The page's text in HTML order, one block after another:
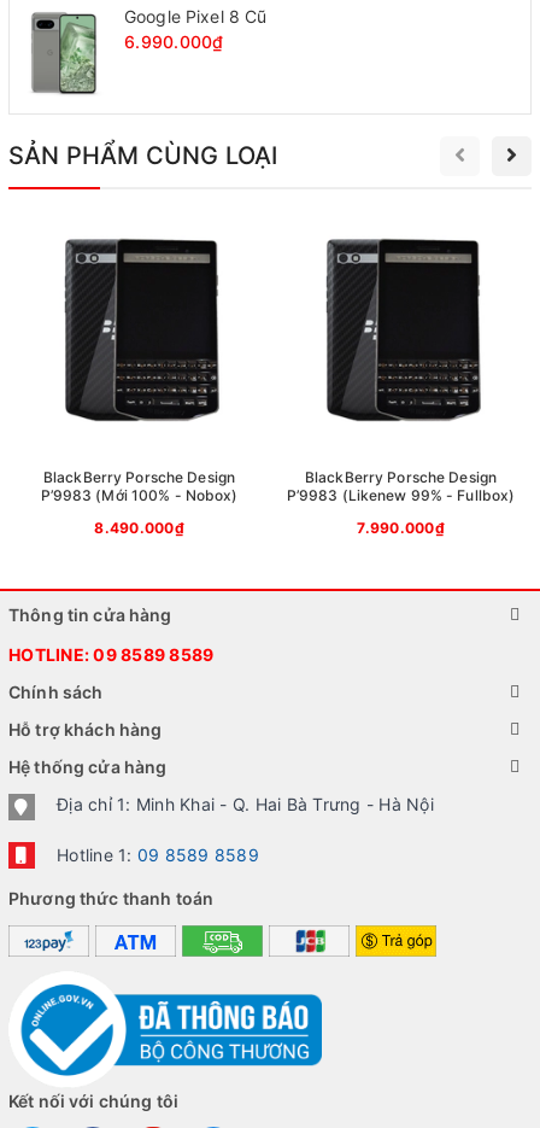
Màn hình 3.5-inch của Q20
Blackberry Q20 sở hữu màn hình 3.5-inch độ phân giải
đảm an toàn cho máy. Góc máy rộng cùng độ sắc nét
cao tăng độ sắc nét và chi tiết cho chất lượng hiển thị
CAMERA BLACKBERRY CLASSIC Q20
Có thể bạn sẽ không đánh giá cao tính năng Camera
của một chiếc điện thoại đã ra đời từ khá lâu nhưng
được rất nhiều nhu cầu chụp ảnh của người dùng. Cụ
thể, máy có khả năng lấy nét rất nhanh, giao diện
tương đối trực quan và đầy đủ các tính năng đặc biệt
như Panorama, chụp hẹn giờ, chụp liên tiếp….
Google Pixel 8 Cũ
6.990.000₫
SẢN PHẨM CÙNG LOẠI
BlackBerry Porsche Design
P’9983 (Mới 100% - Nobox)
8.490.000₫
BlackBerry Porsche Design
P’9983 (Likenew 99% - Fullbox)
7.990.000₫
Thông tin cửa hàng
HOTLINE:09 8589 8589
Chính sách
Hỗ trợ khách hàng
Hệ thống cửa hàng
Địa chỉ 1: Minh Khai - Q. Hai Bà Trưng - Hà Nội
Hotline 1: 09 8589 8589
Phương thức thanh toán
Kết nối với chúng tôi